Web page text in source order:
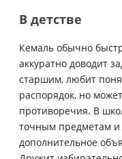
В детстве
Кемаль обычно
аккуратно доводит
старшим, любит
распорядок, но
противоречия. В
точным предметам и
дополнительное